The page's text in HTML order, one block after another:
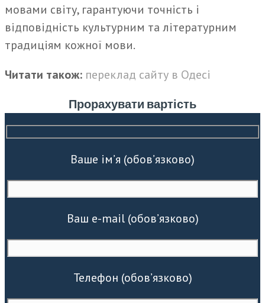
мовами світу, гарантуючи точність і
відповідність культурним та літературним
традиціям кожної мови.
Читати також: переклад сайту в Одесі
Прорахувати вартість
Ваше ім’я (обов’язково)
Ваш e-mail (обов’язково)
Телефон (обов’язково)